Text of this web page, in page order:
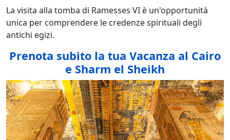
La visita alla tomba di Ramesses VI è un'opportunità
unica per comprendere le credenze spirituali degli
antichi egizi.
Prenota subito la tua Vacanza al Cairo
e Sharm el Sheikh